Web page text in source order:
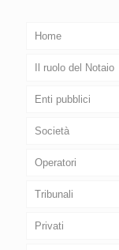
Home
Il ruolo del Notaio
Enti pubblici
Società
Operatori
Tribunali
Privati